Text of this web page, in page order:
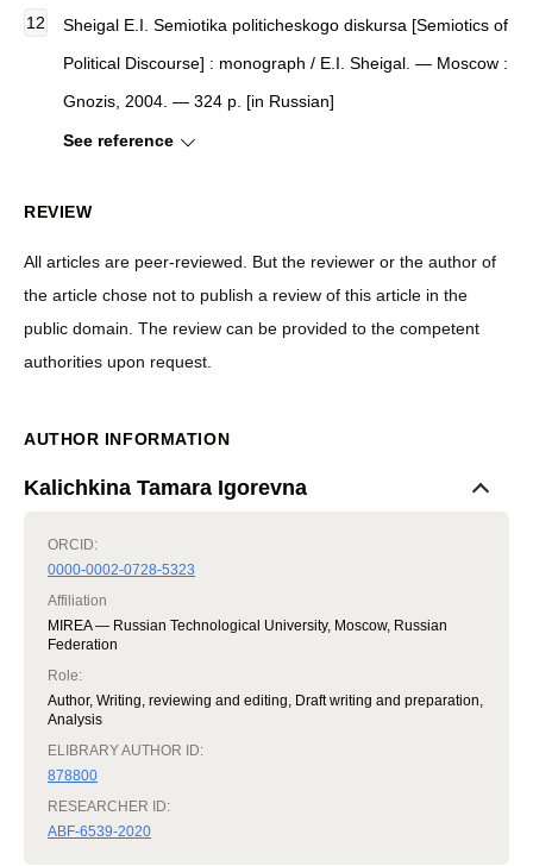
Sheigal E.I. Semiotika politicheskogo diskursa [Semiotics of
Political Discourse] : monograph / E.I. Sheigal. — Moscow :
Gnozis, 2004. — 324 p. [in Russian]
See reference
REVIEW
All articles are peer-reviewed. But the reviewer or the author of
the article chose not to publish a review of this article in the
public domain. The review can be provided to the competent
authorities upon request.
AUTHOR INFORMATION
Kalichkina Tamara Igorevna
ORCID:
0000-0002-0728-5323
Affiliation
MIREA — Russian Technological University, Moscow, Russian
Federation
Role:
Author, Writing, reviewing and editing, Draft writing and preparation,
Analysis
ELIBRARY AUTHOR ID:
878800
RESEARCHER ID:
ABF-6539-2020